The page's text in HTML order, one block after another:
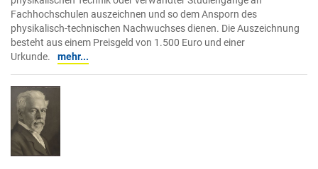
Fachhochschulen auszeichnen und so dem Ansporn des
physikalisch-technischen Nachwuchses dienen. Die Auszeichnung
besteht aus einem Preisgeld von 1.500 Euro und einer
Urkunde.
mehr...